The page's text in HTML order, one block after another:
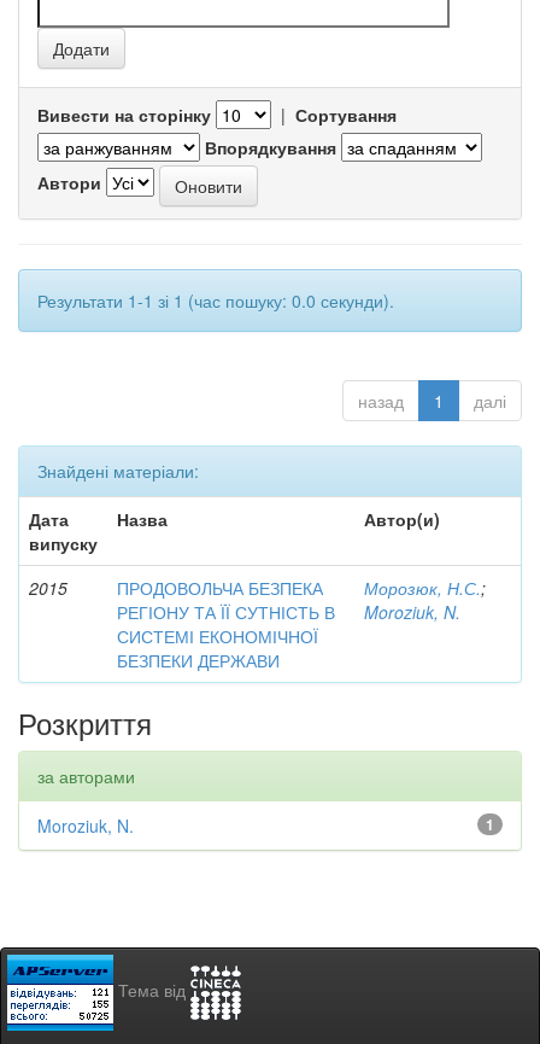
Вивести на сторінку | Сортування
Впорядкування
Автори
Результати 1-1 зі 1 (час пошуку: 0.0 секунди).
назад 1 далі
Знайдені матеріали:
Дата
випуску
Назва Автор(и)
2015
ПРОДОВОЛЬЧА БЕЗПЕКА
РЕГІОНУ ТА ЇЇ СУТНІСТЬ В
СИСТЕМІ ЕКОНОМІЧНОЇ
БЕЗПЕКИ ДЕРЖАВИ
Морозюк, Н.С.;
Moroziuk, N.
Розкриття
за авторами
1
Moroziuk, N.
Тема від